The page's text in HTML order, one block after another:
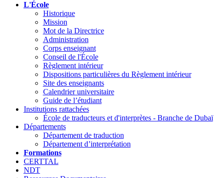
L'École
Historique
Mission
Mot de la Directrice
Administration
Corps enseignant
Conseil de l'École
Règlement intérieur
Dispositions particulières du Règlement intérieur
Site des enseignants
Calendrier universitaire
Guide de l’étudiant
Institutions rattachées
École de traducteurs et d'interprètes - Branche de Dubaï
Départements
Département de traduction
Département d’interprétation
Formations
CERTTAL
NDT